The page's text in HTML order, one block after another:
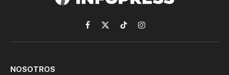
Facebook
X
(Twitter)
TikTokInstagram
NOSOTROS